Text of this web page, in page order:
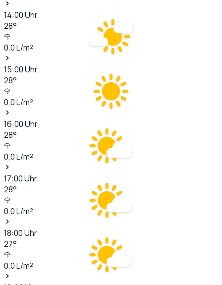
14:00Uhr
28°
0,0L/m²
15:00Uhr
28°
0,0L/m²
16:00Uhr
28°
0,0L/m²
17:00Uhr
28°
0,0L/m²
18:00Uhr
27°
0,0L/m²